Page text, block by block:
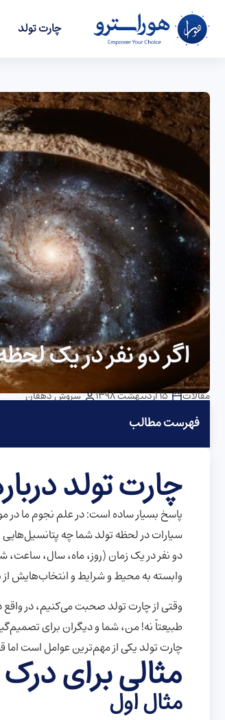
چارت تولد
اگر دو نفر در یک
مقالات 15 اردیبهشت 1398 سروش دهقان
فهرست مطالب
چارت تولد
پاسخ بسیار ساده است: در علم نجوم ما در
سیارات در لحظه تولد شما چه
دو نفر در یک زمان (روز، ماه، سال،
وابسته به محیط و شرایط و انتخاب‌هایش
وقتی از چارت تولد صحبت می‌کنیم، در
طبیعتاً نه! من، شما و دیگران برای
چارت تولد یکی از مهم‌ترین عوامل است اما
مثالی برای
مثال اول